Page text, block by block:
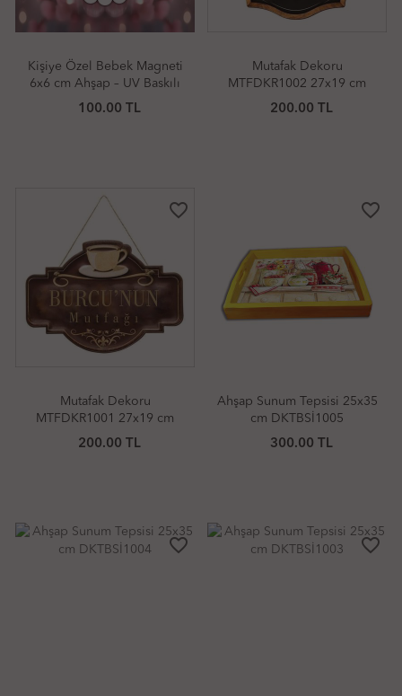
Kişiye Özel Bebek Magneti
6x6 cm Ahşap – UV Baskılı
Doğum, Mevlüt & Baby
100.00 TL
Mutafak Dekoru
MTFDKR1002 27x19 cm
200.00 TL
favorite_border
Mutafak Dekoru
MTFDKR1001 27x19 cm
200.00 TL
favorite_border
Ahşap Sunum Tepsisi 25x35
cm DKTBSİ1005
300.00 TL
favorite_border favorite_border